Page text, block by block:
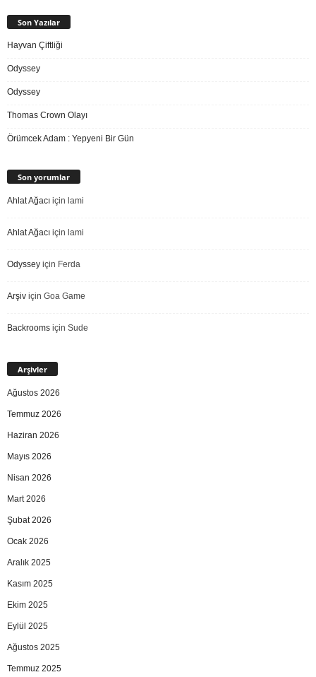
Son Yazılar
Hayvan Çiftliği
Odyssey
Odyssey
Thomas Crown Olayı
Örümcek Adam : Yepyeni Bir Gün
Son yorumlar
Ahlat Ağacı için lami
Ahlat Ağacı için lami
Odyssey için Ferda
Arşiv için Goa Game
Backrooms için Sude
Arşivler
Ağustos 2026
Temmuz 2026
Haziran 2026
Mayıs 2026
Nisan 2026
Mart 2026
Şubat 2026
Ocak 2026
Aralık 2025
Kasım 2025
Ekim 2025
Eylül 2025
Ağustos 2025
Temmuz 2025